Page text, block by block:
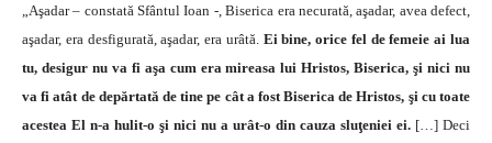
„Aşadar – constată Sfântul Ioan -, Biserica era necurată, aşadar, avea defect,
aşadar, era desfigurată, aşadar, era urâtă. Ei bine, orice fel de femeie ai lua
tu, desigur nu va fi aşa cum era mireasa lui Hristos, Biserica, şi nici nu
va fi atât de depărtată de tine pe cât a fost Biserica de Hristos, şi cu toate
acestea El n-a hulit-o şi nici nu a urât-o din cauza sluţeniei ei. […] Deci